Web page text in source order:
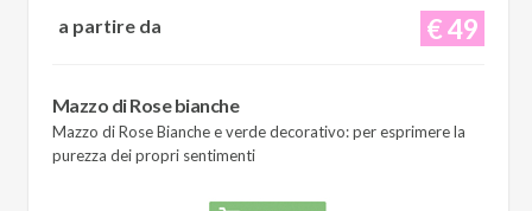
€ 49
a partire da
Mazzo di Rose bianche
Mazzo di Rose Bianche e verde decorativo: per esprimere la
purezza dei propri sentimenti